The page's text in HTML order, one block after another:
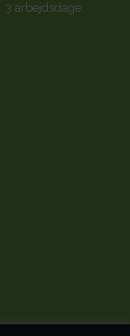
arbejdsdage.